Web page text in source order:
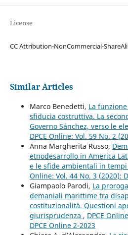
License
CC Attribution-NonCommercial-
Similar Articles
Marco Benedetti, La
sfiducia costruttiva. La
Governo Sánchez, verso le
DPCE Online: Vol. 59 No. 2
Anna Margherita Russo,
etnodesarrollo in America
e le sfide ambientali in
Online: Vol. 44 No. 3 (2020):
Giampaolo Parodi, La
demaniali marittime tra
costituzionalità. Questioni
giurisprudenza , DPCE
DPCE Online 2-2023